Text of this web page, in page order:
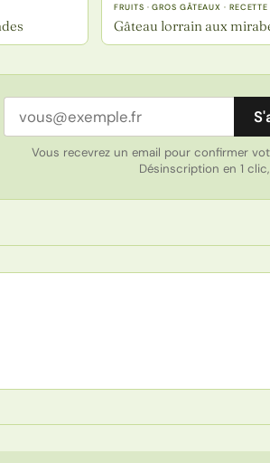
FRUITS · GROS GÂTEAUX ·
Gâteau lorrain aux
Adresse email
Vous recevrez un email pour confirmer
Désinscription en 1